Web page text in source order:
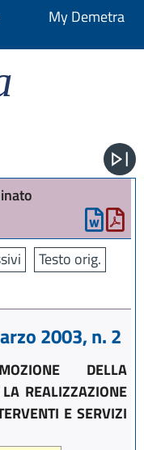
My Demetra
Testo orig.
2003, n. 2
DELLA
REALIZZAZIONE
E SERVIZI